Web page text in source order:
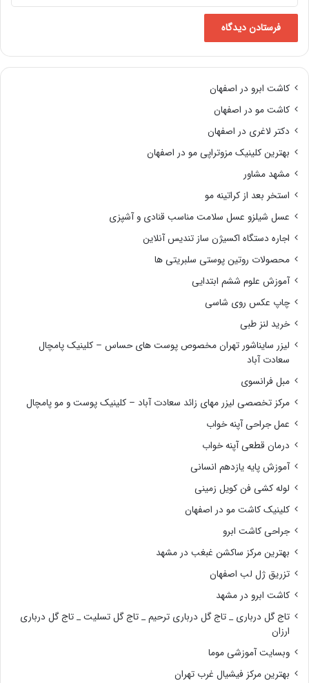
کاشت ابرو در اصفهان
کاشت مو در اصفهان
دکتر لاغری در اصفهان
بهترین کلینیک مزوتراپی مو در اصفهان
مشهد مشاور
استخر بعد از کراتینه مو
عسل شیلزو عسل سلامت مناسب قنادی و آشپزی
اجاره دستگاه اکسیژن ساز تندیس آنلاین
محصولات روتین پوستی سلبریتی ها
آموزش علوم ششم ابتدایی
چاپ عکس روی شاسی
خرید لنز طبی
لیزر سایناشور تهران مخصوص پوست های حساس – کلینیک پامچال
سعادت آباد
مبل فرانسوی
مرکز تخصصی لیزر مهای زائد سعادت آباد – کلینیک پوست و مو پامچال
عمل جراحی آپنه خواب
درمان قطعی آپنه خواب
آموزش پایه یازدهم انسانی
لوله کشی فن کویل زمینی
کلینیک کاشت مو در اصفهان
جراحی کاشت ابرو
بهترین مرکز ساکشن غبغب در مشهد
تزریق ژل لب اصفهان
کاشت ابرو در مشهد
تاج گل درباری _ تاج گل درباری ترحیم _ تاج گل تسلیت _ تاج گل درباری
ارزان
وبسایت آموزشی موما
بهترین مرکز فیشیال غرب تهران